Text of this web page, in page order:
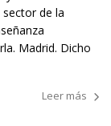
de la
Madrid. Dicho
Leer más